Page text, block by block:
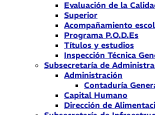
Evaluación de la
Superior
Acompañamiento
Programa P.O.D.Es
Títulos y estudios
Inspección Técnica
Subsecretaría de
Administración
Contaduría
Capital Humano
Dirección de